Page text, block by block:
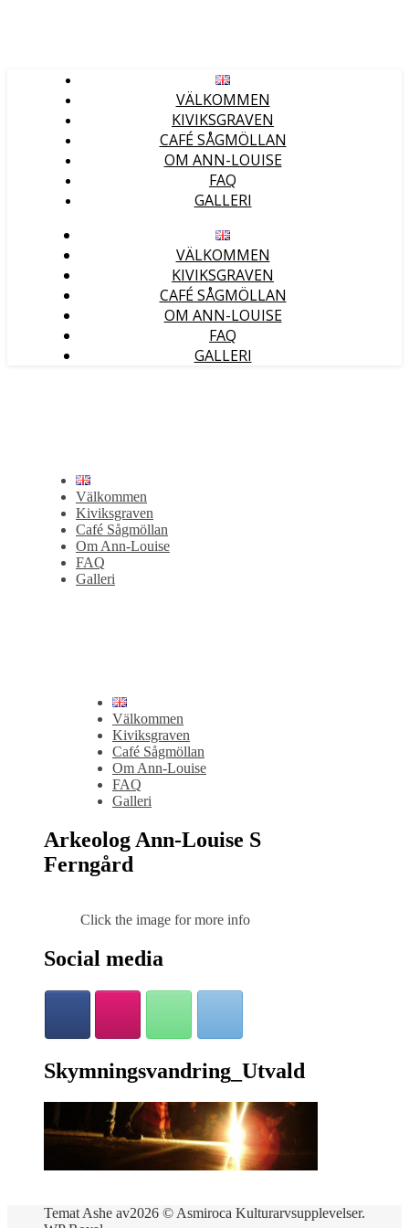
VÄLKOMMEN
KIVIKSGRAVEN
CAFÉ SÅGMÖLLAN
OM ANN-LOUISE
FAQ
GALLERI
VÄLKOMMEN
KIVIKSGRAVEN
CAFÉ SÅGMÖLLAN
OM ANN-LOUISE
FAQ
GALLERI
Välkommen
Kiviksgraven
Café Sågmöllan
Om Ann-Louise
FAQ
Galleri
Välkommen
Kiviksgraven
Café Sågmöllan
Om Ann-Louise
FAQ
Galleri
Arkeolog Ann-Louise S
Ferngård
Click the image for more info
Social media
Skymningsvandring_Utvald
2026 © Asmiroca Kulturarvsupplevelser.
Temat Ashe av